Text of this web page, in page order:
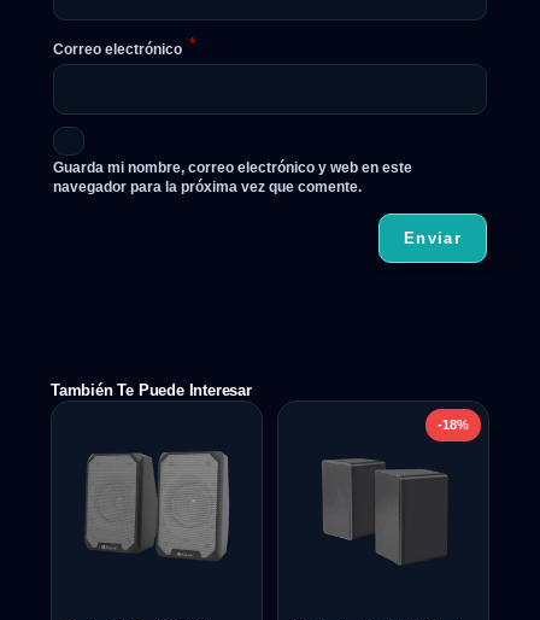
Correo electrónico *
Guarda mi nombre, correo electrónico y web en este
navegador para la próxima vez que comente.
También Te Puede Interesar
-18%